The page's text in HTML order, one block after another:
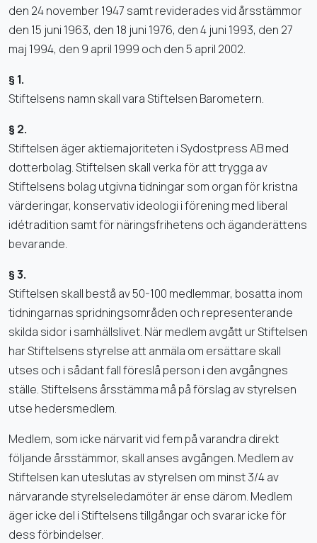
den 24 november 1947 samt reviderades vid årsstämmor
den 15 juni 1963, den 18 juni 1976, den 4 juni 1993, den 27
maj 1994, den 9 april 1999 och den 5 april 2002.
§ 1.
Stiftelsens namn skall vara Stiftelsen Barometern.
§ 2.
Stiftelsen äger aktiemajoriteten i Sydostpress AB med
dotterbolag. Stiftelsen skall verka för att trygga av
Stiftelsens bolag utgivna tidningar som organ för kristna
värderingar, konservativ ideologi i förening med liberal
idétradition samt för näringsfrihetens och äganderättens
bevarande.
§ 3.
Stiftelsen skall bestå av 50-100 medlemmar, bosatta inom
tidningarnas spridningsområden och representerande
skilda sidor i samhällslivet. När medlem avgått ur Stiftelsen
har Stiftelsens styrelse att anmäla om ersättare skall
utses och i sådant fall föreslå person i den avgångnes
ställe. Stiftelsens årsstämma må på förslag av styrelsen
utse hedersmedlem.
Medlem, som icke närvarit vid fem på varandra direkt
följande årsstämmor, skall anses avgången. Medlem av
Stiftelsen kan uteslutas av styrelsen om minst 3/4 av
närvarande styrelseledamöter är ense därom. Medlem
äger icke del i Stiftelsens tillgångar och svarar icke för
dess förbindelser.